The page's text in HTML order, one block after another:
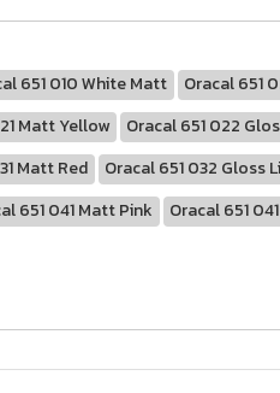
651 010 White Matt
Oracal 651
Matt Yellow Oracal 651 022
Matt Red Oracal 651 032 Gloss
651 041 Matt Pink Oracal 651